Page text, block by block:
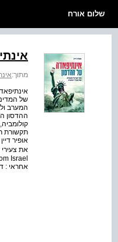
שלום אורח
מתוך:
של
המערב
תקשורת
אופיר
אחראי :